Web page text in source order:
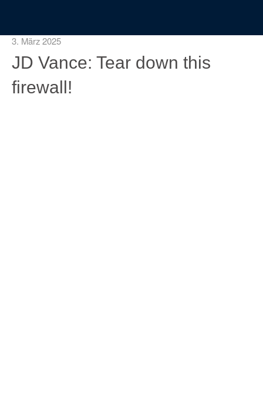
3. März 2025
JD Vance: Tear down this
firewall!